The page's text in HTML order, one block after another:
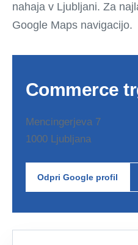
nahaja v Ljubljani. Za
Google Maps navigacijo.
Commerce
Mencingerjeva 7
1000 Ljubljana
Odpri Google profil